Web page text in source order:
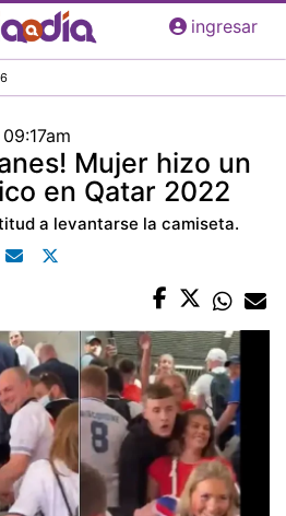
Pasar
al
principal
ingresar
Mujer hizo un
en Qatar 2022
a levantarse la camiseta.